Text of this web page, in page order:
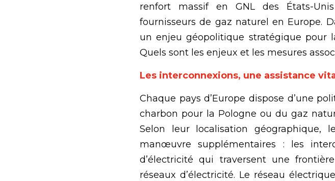
renfort massif en GNL des États-
fournisseurs de gaz naturel en Europe.
un enjeu géopolitique stratégique pour
Quels sont les enjeux et les mesures
Les interconnexions, une assistance
Chaque pays d’Europe dispose d’une
charbon pour la Pologne ou du gaz
Selon leur localisation géographique,
manœuvre supplémentaires
: les
d’électricité qui traversent une
réseaux d’électricité. Le réseau